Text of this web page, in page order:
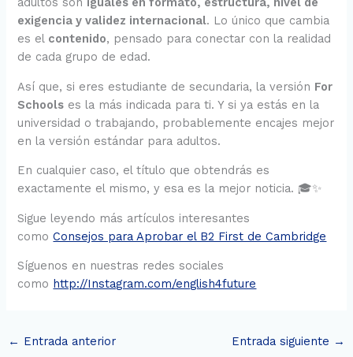
exigencia y validez internacional. Lo único que cambia
es el contenido, pensado para conectar con la realidad
de cada grupo de edad.
Así que, si eres estudiante de secundaria, la versión For
Schools es la más indicada para ti. Y si ya estás en la
universidad o trabajando, probablemente encajes mejor
en la versión estándar para adultos.
En cualquier caso, el título que obtendrás es
exactamente el mismo, y esa es la mejor noticia. 🎓✨
Sigue leyendo más artículos interesantes
comoConsejos para Aprobar el B2 First de Cambridge
Síguenos en nuestras redes sociales
como http://Instagram.com/english4future
← Entrada anterior Entrada siguiente →